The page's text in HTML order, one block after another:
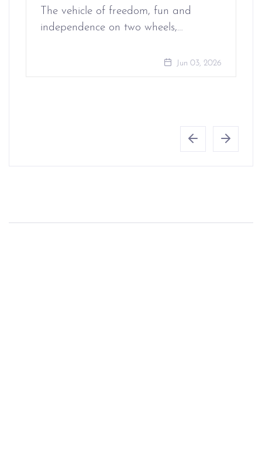
The vehicle of freedom, fun and
independence on two wheels,…
Jun 03, 2026